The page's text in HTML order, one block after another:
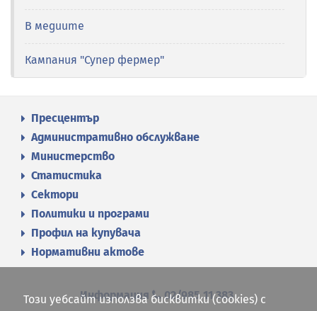
В медиите
Кампания "Супер фермер"
Пресцентър
Административно обслужване
Министерство
Статистика
Сектори
Политики и програми
Профил на купувача
Нормативни актове
Информация 02/985 11 383
Този уебсайт използва бисквитки (cookies) с